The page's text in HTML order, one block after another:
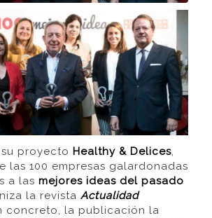
proyecto Healthy & Delices,
las 100 empresas galardonadas
a las mejores ideas del pasado
la revista Actualidad
concreto, la publicación la